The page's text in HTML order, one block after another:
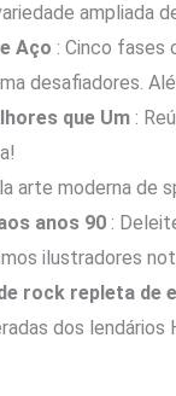
ampliada
Aço : Cinco fases
desafiadores.
que Um:
arte moderna de
anos 90:
ilustradores
rock repleta de
dos lendários